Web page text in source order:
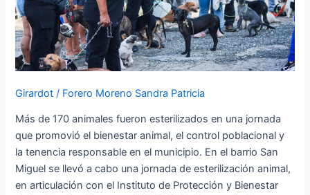
Girardot / Forero Moreno Sandra Patricia
​Más de 170 animales fueron esterilizados en una jornada
que promovió el bienestar animal, el control poblacional y
la tenencia responsable en el municipio. En el barrio San
Miguel se llevó a cabo una jornada de esterilización animal,
en articulación con el Instituto de Protección y Bienestar